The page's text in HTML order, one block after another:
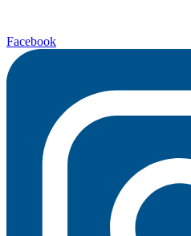
Facebook